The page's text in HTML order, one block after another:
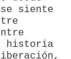
siente
historia